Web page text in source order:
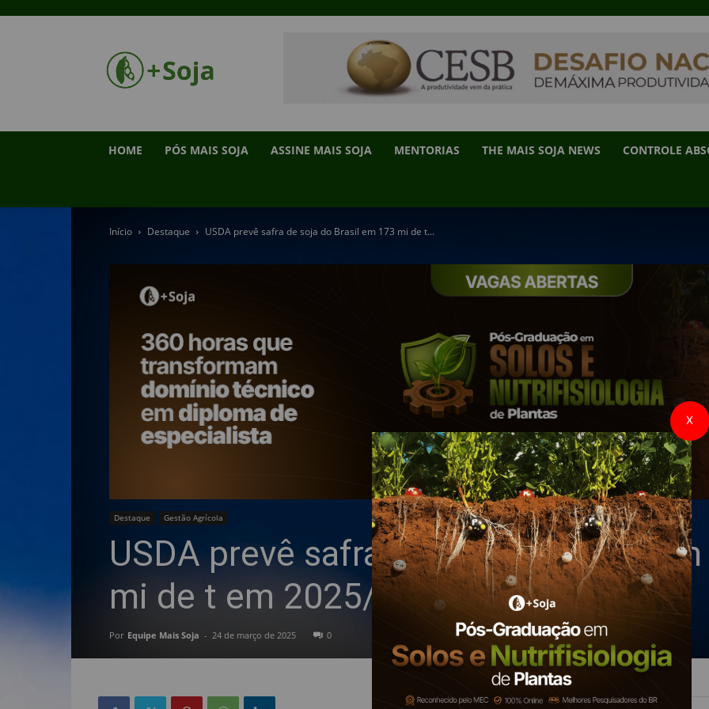
HOME PÓS MAIS SOJA ASSINE MAIS SOJA MENTORIAS THE MAIS SOJA NEWS CONTROLE
Início Destaque USDA prevê safra de soja do Brasil em 173 mi de t...
Destaque Gestão Agrícola
USDA prevê safra de soja do Brasil
mi de t em 2025/26
Por Equipe Mais Soja - 24 de março de 2025 0
X